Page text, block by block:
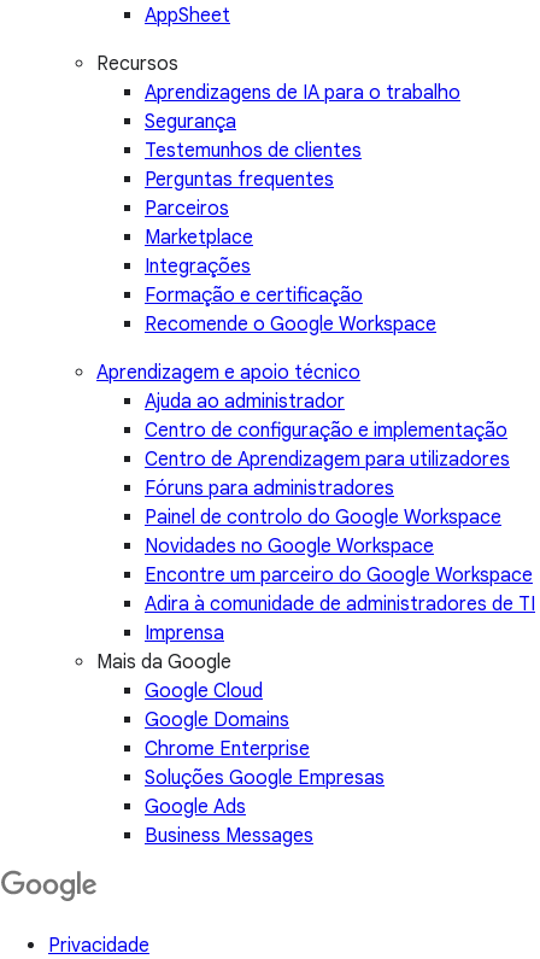
AppSheet
Recursos
Aprendizagens de IA para o trabalho
Segurança
Testemunhos de clientes
Perguntas frequentes
Parceiros
Marketplace
Integrações
Formação e certificação
Recomende o Google Workspace
Aprendizagem e apoio técnico
Ajuda ao administrador
Centro de configuração e implementação
Centro de Aprendizagem para utilizadores
Fóruns para administradores
Painel de controlo do Google Workspace
Novidades no Google Workspace
Encontre um parceiro do Google Workspace
Adira à comunidade de administradores de TI
Imprensa
Mais da Google
Google Cloud
Google Domains
Chrome Enterprise
Soluções Google Empresas
Google Ads
Business Messages
Privacidade